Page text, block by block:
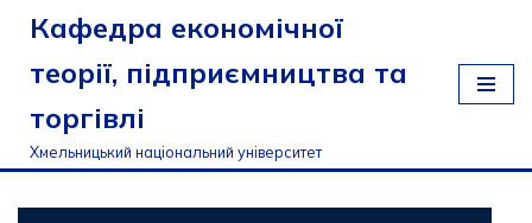
Перейти
вмісту
Кафедра економічної
теорії, підприємництва та
торгівлі
Хмельницький національний університет